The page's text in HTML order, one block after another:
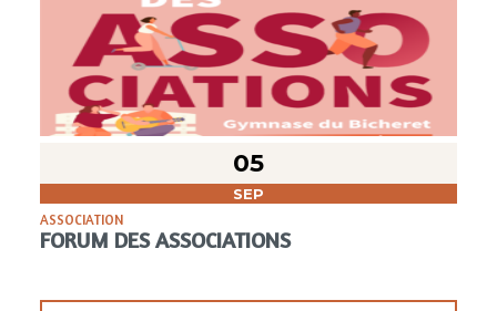
05
SEP
ASSOCIATION
FORUM DES ASSOCIATIONS